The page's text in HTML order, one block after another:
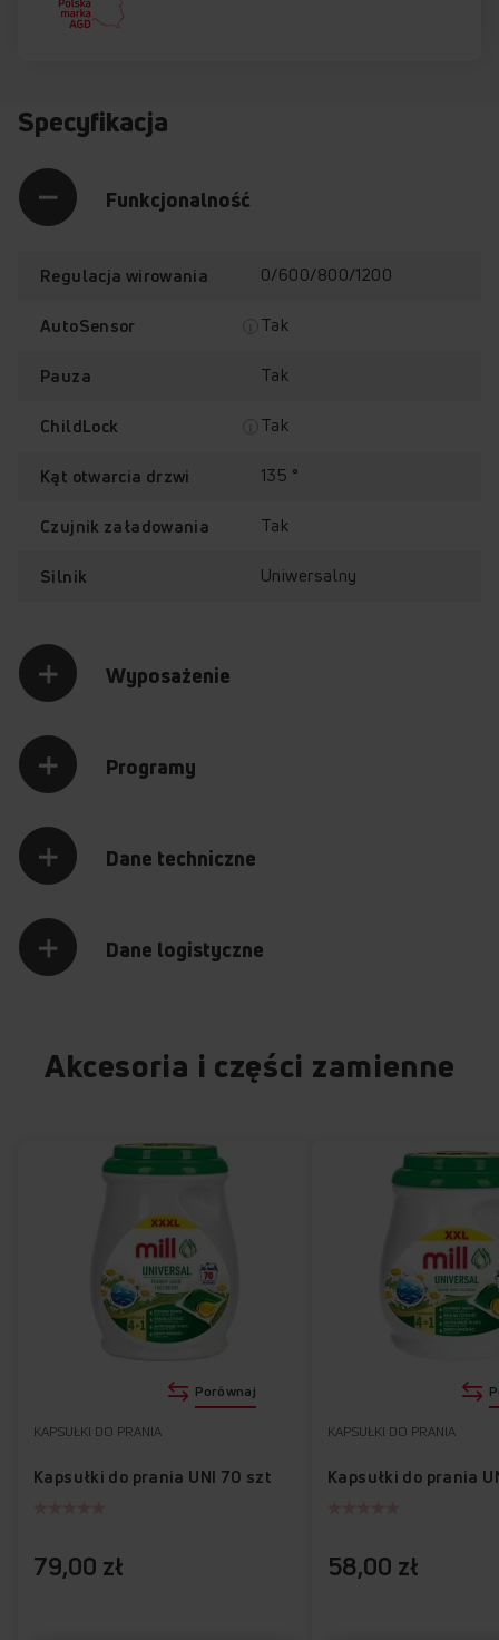
Specyfikacja
Funkcjonalność
Regulacja wirowania 0/600/800/1200
AutoSensor Tak
Pauza Tak
ChildLock Tak
Kąt otwarcia drzwi 135 °
Czujnik załadowania Tak
Silnik Uniwersalny
Wyposażenie
Programy
Dane techniczne
Dane logistyczne
Akcesoria i części zamienne
79,00 zł
KAPSUŁKI DO PRANIA
Kapsułki do prania UNI 70 szt
Porównaj
58,00 zł
KAPSUŁKI DO PRANIA
Kapsułki do prania